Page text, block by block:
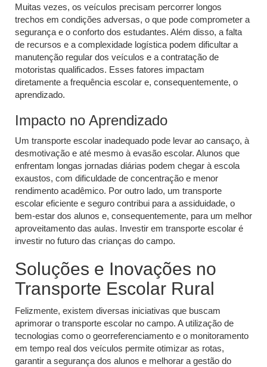
Muitas vezes, os veículos precisam percorrer longos
trechos em condições adversas, o que pode comprometer a
segurança e o conforto dos estudantes. Além disso, a falta
de recursos e a complexidade logística podem dificultar a
manutenção regular dos veículos e a contratação de
motoristas qualificados. Esses fatores impactam
diretamente a frequência escolar e, consequentemente, o
aprendizado.
Impacto no Aprendizado
Um transporte escolar inadequado pode levar ao cansaço, à
desmotivação e até mesmo à evasão escolar. Alunos que
enfrentam longas jornadas diárias podem chegar à escola
exaustos, com dificuldade de concentração e menor
rendimento acadêmico. Por outro lado, um transporte
escolar eficiente e seguro contribui para a assiduidade, o
bem-estar dos alunos e, consequentemente, para um melhor
aproveitamento das aulas. Investir em transporte escolar é
investir no futuro das crianças do campo.
Soluções e Inovações no
Transporte Escolar Rural
Felizmente, existem diversas iniciativas que buscam
aprimorar o transporte escolar no campo. A utilização de
tecnologias como o georreferenciamento e o monitoramento
em tempo real dos veículos permite otimizar as rotas,
garantir a segurança dos alunos e melhorar a gestão do